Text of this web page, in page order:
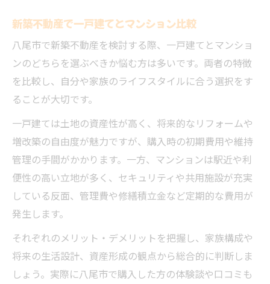
新築不動産で一戸建てとマンション比較
八尾市で新築不動産を検討する際、一戸建てとマンショ
ンのどちらを選ぶべきか悩む方は多いです。両者の特徴
を比較し、自分や家族のライフスタイルに合う選択をす
ることが大切です。
一戸建ては土地の資産性が高く、将来的なリフォームや
増改築の自由度が魅力ですが、購入時の初期費用や維持
管理の手間がかかります。一方、マンションは駅近や利
便性の高い立地が多く、セキュリティや共用施設が充実
している反面、管理費や修繕積立金など定期的な費用が
発生します。
それぞれのメリット・デメリットを把握し、家族構成や
将来の生活設計、資産形成の観点から総合的に判断しま
しょう。実際に八尾市で購入した方の体験談や口コミも